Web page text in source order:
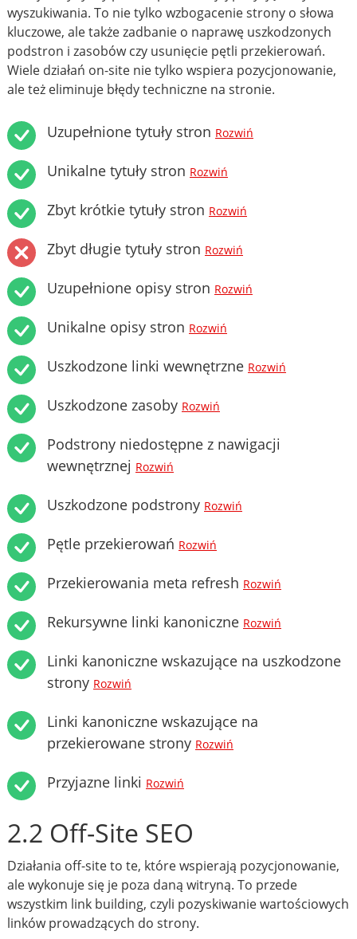
wyszukiwania. To nie tylko wzbogacenie strony o słowa
kluczowe, ale także zadbanie o naprawę uszkodzonych
podstron i zasobów czy usunięcie pętli przekierowań.
Wiele działań on-site nie tylko wspiera pozycjonowanie,
ale też eliminuje błędy techniczne na stronie.
Uzupełnione tytuły stron Rozwiń
Unikalne tytuły stron Rozwiń
Zbyt krótkie tytuły stron Rozwiń
Zbyt długie tytuły stron Rozwiń
Uzupełnione opisy stron Rozwiń
Unikalne opisy stron Rozwiń
Uszkodzone linki wewnętrzne Rozwiń
Uszkodzone zasoby Rozwiń
Podstrony niedostępne z nawigacji
wewnętrznej Rozwiń
Uszkodzone podstrony Rozwiń
Pętle przekierowań Rozwiń
Przekierowania meta refresh Rozwiń
Rekursywne linki kanoniczne Rozwiń
Linki kanoniczne wskazujące na uszkodzone
strony Rozwiń
Linki kanoniczne wskazujące na
przekierowane strony Rozwiń
Przyjazne linki Rozwiń
2.2 Off-Site SEO
Działania off-site to te, które wspierają pozycjonowanie,
ale wykonuje się je poza daną witryną. To przede
wszystkim link building, czyli pozyskiwanie wartościowych
linków prowadzących do strony.